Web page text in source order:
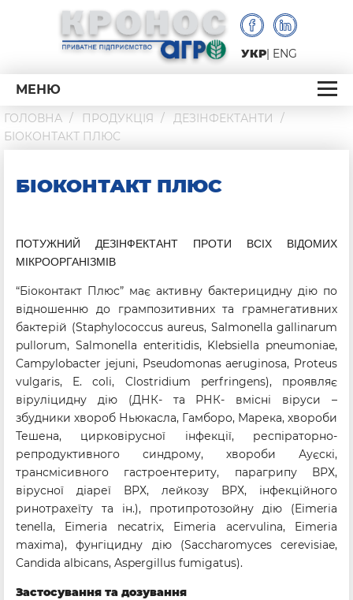
УКР ENG
МЕНЮ
ГОЛОВНА ПРОДУКЦІЯ
ДЕЗІНФЕКТАНТИ
БІОКОНТАКТ ПЛЮС
БІОКОНТАКТ ПЛЮС
ПОТУЖНИЙ ДЕЗІНФЕКТАНТ ПРОТИ ВСІХ ВІДОМИХ
МІКРООРГАНІЗМІВ
“Біоконтакт Плюс” має активну бактерицидну дію по
відношенню до грампозитивних та грамнегативних
бактерій (Staphylococcus aureus, Salmonella gallinarum
pullorum, Salmonella enteritidis, Klebsiella pneumoniae,
Campylobacter jejuni, Pseudomonas aeruginosa, Proteus
vulgaris, E. coli, Clostridium perfringens), проявляє
віруліцидну дію (ДНК- та РНК- вмісні віруси –
збудники хвороб Ньюкасла, Гамборо, Марека, хвороби
Тешена, цирковірусної інфекції, респіраторно-
репродуктивного синдрому, хвороби Ауєскі,
трансмісивного гастроентериту, парагрипу ВРХ,
вірусної діареї ВРХ, лейкозу ВРХ, інфекційного
ринотрахеїту та ін.), протипротозойну дію (Eimeria
tenella, Eimeria necatrix, Eimeria acervulina, Eimeria
maxima), фунгіцидну дію (Saccharomyces cerevisiae,
Candida albicans, Aspergillus fumigatus).
Застосування та дозування